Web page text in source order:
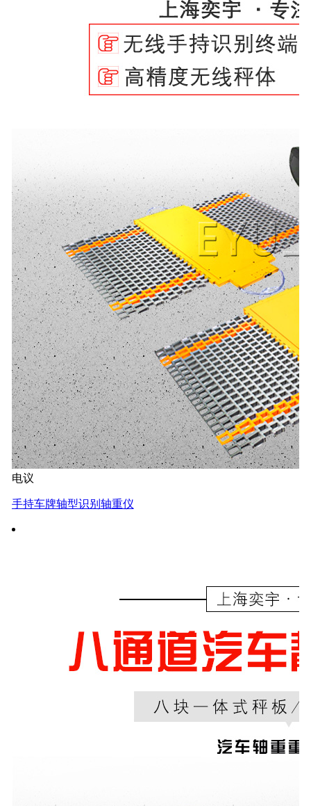
电议
手持车牌轴型识别轴重仪